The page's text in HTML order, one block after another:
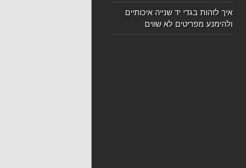
איך לזהות בגדי יד שנייה איכותיים
ולהימנע מפריטים לא שווים